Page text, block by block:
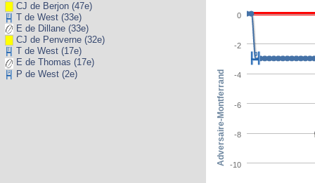
CJ de Berjon (47e)
T de West (33e)
E de Dillane (33e)
CJ de Penverne (32e)
T de West (17e)
E de Thomas (17e)
P de West (2e)
-10
-8
-6
-4
-2
0
Adversaire-Montferrand